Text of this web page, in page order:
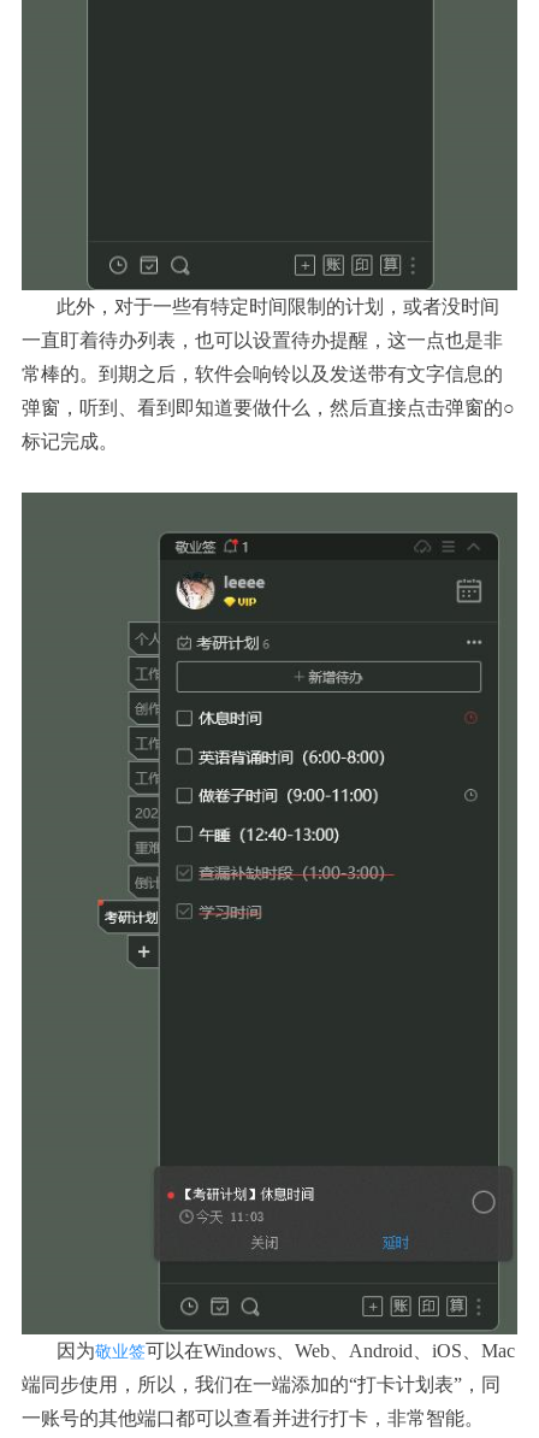
此外，对于一些有特定时间限制的计划，或者没时间
一直盯着待办列表，也可以设置待办提醒，这一点也是非
常棒的。到期之后，软件会响铃以及发送带有文字信息的
弹窗，听到、看到即知道要做什么，然后直接点击弹窗的○
标记完成。
因为敬业签可以在Windows、Web、Android、iOS、Mac
端同步使用，所以，我们在一端添加的“打卡计划表”，同
一账号的其他端口都可以查看并进行打卡，非常智能。